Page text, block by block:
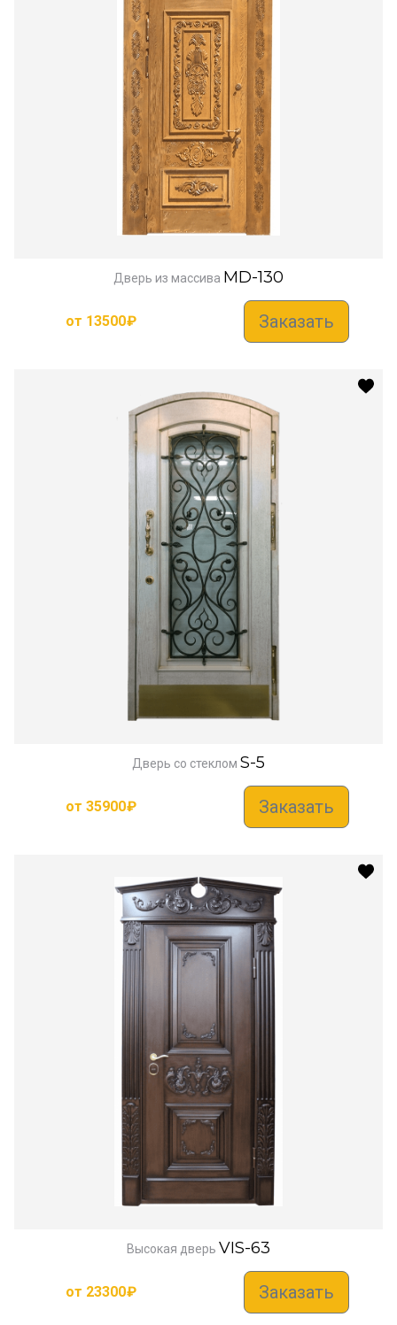
Дверь из массива MD-130
от 13500₽ Заказать
Дверь со стеклом S-5
от 35900₽ Заказать
Высокая дверь VIS-63
от 23300₽ Заказать